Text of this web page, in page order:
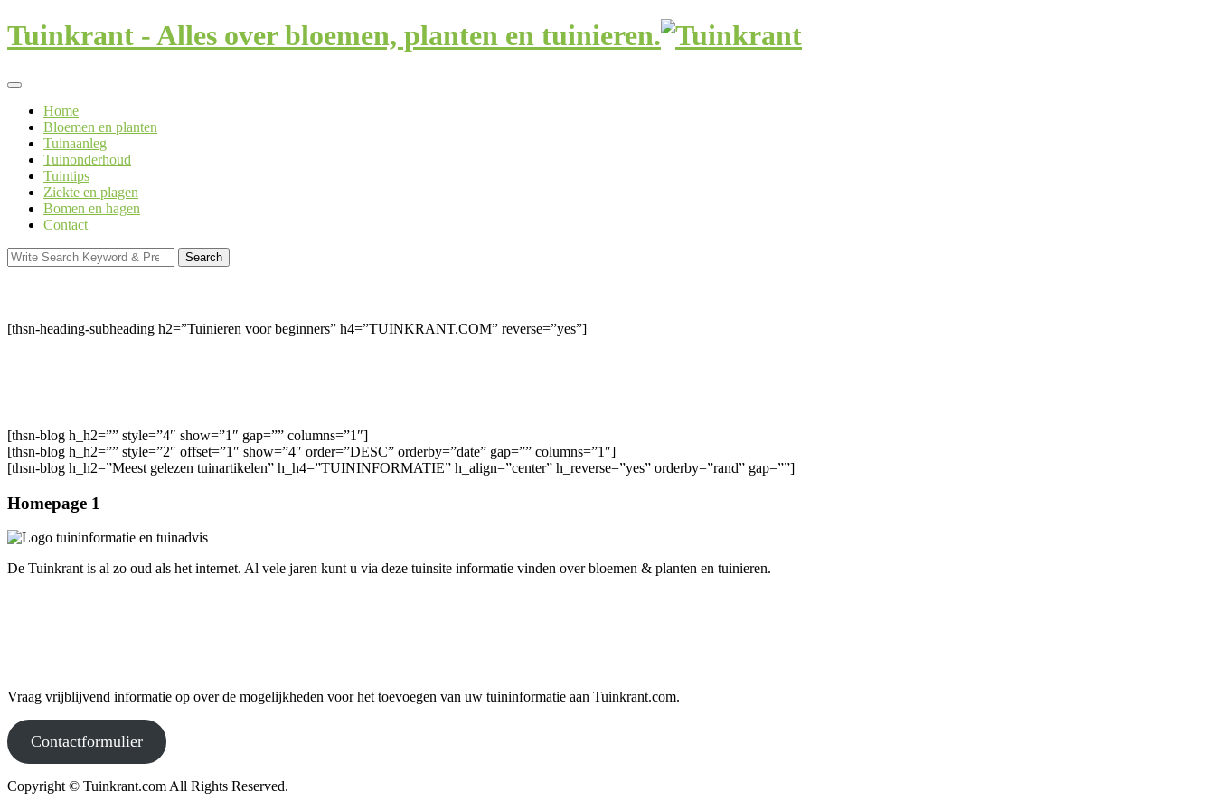
Skip
to
Tuinkrant - Alles over bloemen, planten en tuinieren.
Home
Bloemen en planten
Tuinaanleg
Tuinonderhoud
Tuintips
Ziekte en plagen
Bomen en hagen
Contact
Search
for:
Search
[thsn-heading-subheading h2=”Tuinieren voor beginners” h4=”TUINKRANT.COM” reverse=”yes”]
[thsn-blog h_h2=”” style=”4″ show=”1″ gap=”” columns=”1″]
[thsn-blog h_h2=”” style=”2″ offset=”1″ show=”4″ order=”DESC” orderby=”date” gap=”” columns=”1″]
[thsn-blog h_h2=”Meest gelezen tuinartikelen” h_h4=”TUININFORMATIE” h_align=”center” h_reverse=”yes” orderby=”rand” gap=””]
Homepage 1
De Tuinkrant is al zo oud als het internet. Al vele jaren kunt u via deze tuinsite informatie vinden over bloemen & planten en tuinieren.
Vraag vrijblijvend informatie op over de mogelijkheden voor het toevoegen van uw tuininformatie aan Tuinkrant.com.
Contactformulier
Copyright © Tuinkrant.com All Rights Reserved.